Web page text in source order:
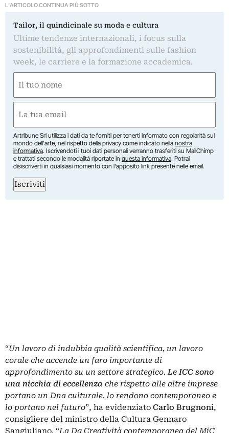
L'ARTICOLO CONTINUA PIÙ SOTTO
Tailor, il quindicinale su moda e cultura
Ultime tendenze internazionali, i focus sulla
sostenibilità, gli approfondimenti sulle fashion
week, le carriere e la formazione accademica.
(Obbligatorio)
(Obbligatorio)
Artribune Srl utilizza i dati da te forniti per tenerti informato con regolarità sul
mondo dell'arte, nel rispetto della privacy come indicato nella nostra
informativa. Iscrivendoti i tuoi dati personali verranno trasferiti su MailChimp
e trattati secondo le modalità riportate in questa informativa. Potrai
disiscriverti in qualsiasi momento con l'apposito link presente nelle email.
Iscriviti
“Un lavoro di indubbia qualità scientifica, un lavoro
corale che accende un faro importante di
approfondimento su un settore strategico.Le ICC sono
una nicchia di eccellenza che rispetto alle altre imprese
portano un Dna culturale, lo rendono contemporaneo e
lo portano nel futuro”, ha evidenziato Carlo Brugnoni,
consigliere del ministro della Cultura Gennaro